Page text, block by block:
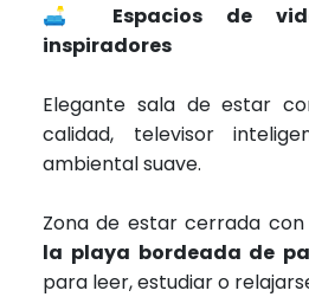
🛋️ Espacios de
inspiradores
Elegante sala de estar
calidad, televisor
ambiental suave.
Zona de estar cerrada
la playa bordeada de
para leer, estudiar o